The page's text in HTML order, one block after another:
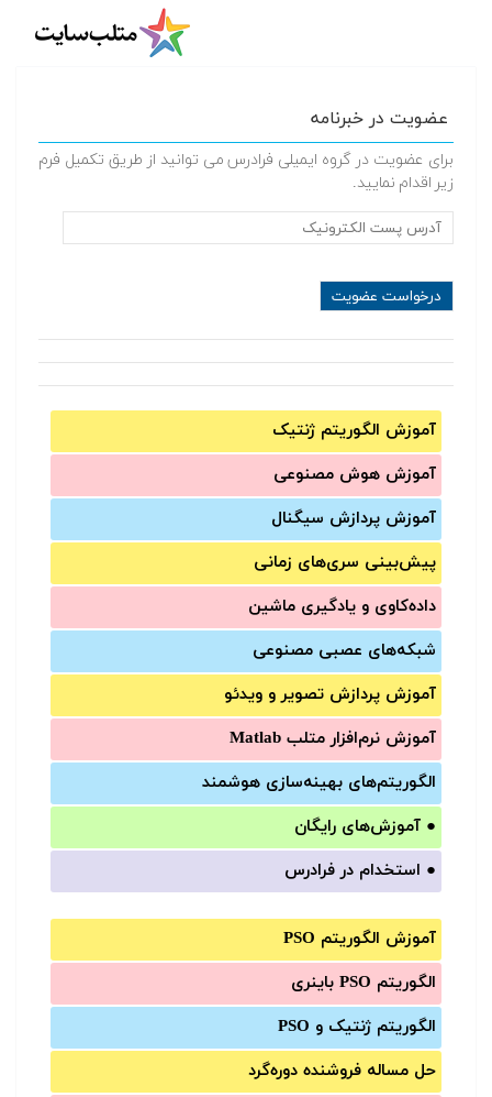
عضویت در خبرنامه
برای عضویت در گروه ایمیلی فرادرس می توانید از طریق تکمیل فرم
زیر اقدام نمایید.
آموزش الگوریتم ژنتیک
آموزش‌ هوش مصنوعی
آموزش‌ پردازش سیگنال
پیش‌‌بینی سری‌‌های زمانی
داده‌کاوی و یادگیری ماشین
شبکه‌های عصبی مصنوعی
آموزش‌ پردازش تصویر و ویدئو
آموزش‌ نرم‌افزار متلب Matlab
الگوریتم‌های بهینه‌سازی هوشمند
● آموزش‌های رایگان
● استخدام در فرادرس
آموزش الگوریتم PSO
الگوریتم PSO باینری
الگوریتم ژنتیک و PSO
حل مساله فروشنده دوره‌گرد